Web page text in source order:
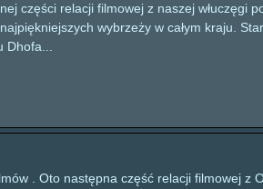
części relacji filmowej z naszej włuczęgi
wybrzeży w całym kraju.
. Oto następna część relacji filmowej